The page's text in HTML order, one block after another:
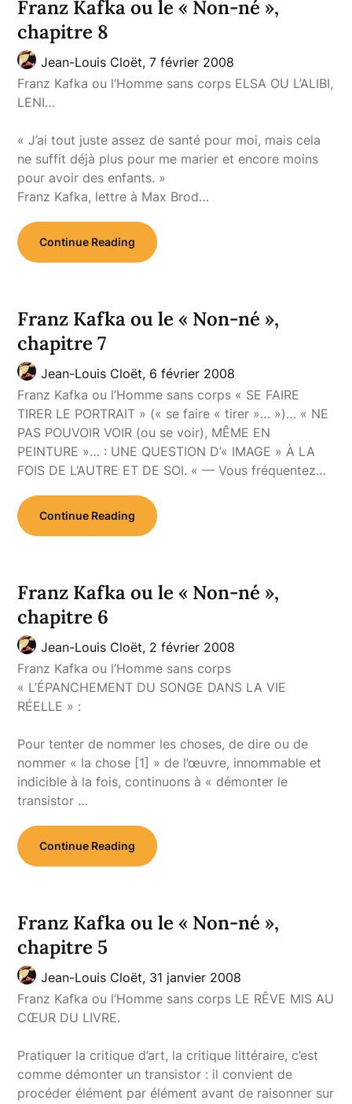
Franz Kafka ou le « Non-né »,
chapitre 8
Jean-Louis Cloët,7 février 2008
Franz Kafka ou l’Homme sans corps ELSA OU L’ALIBI,
LENI…
« J’ai tout juste assez de santé pour moi, mais cela
ne suffit déjà plus pour me marier et encore moins
pour avoir des enfants. »
Franz Kafka, lettre à Max Brod…
Continue Reading
Franz Kafka ou le « Non-né »,
chapitre 7
Jean-Louis Cloët, 6 février 2008
Franz Kafka ou l’Homme sans corps « SE FAIRE
TIRER LE PORTRAIT » (« se faire « tirer »… »)… « NE
PAS POUVOIR VOIR (ou se voir), MÊME EN
PEINTURE »… : UNE QUESTION D’« IMAGE » À LA
FOIS DE L’AUTRE ET DE SOI. « — Vous fréquentez…
Continue Reading
Franz Kafka ou le « Non-né »,
chapitre 6
Jean-Louis Cloët, 2 février 2008
Franz Kafka ou l’Homme sans corps
« L’ÉPANCHEMENT DU SONGE DANS LA VIE
RÉELLE » :
Pour tenter de nommer les choses, de dire ou de
nommer « la chose [1] » de l’œuvre, innommable et
indicible à la fois, continuons à « démonter le
transistor …
Continue Reading
Franz Kafka ou le « Non-né »,
chapitre 5
Jean-Louis Cloët, 31 janvier 2008
Franz Kafka ou l’Homme sans corps LE RÊVE MIS AU
CŒUR DU LIVRE.
Pratiquer la critique d’art, la critique littéraire, c’est
comme démonter un transistor : il convient de
procéder élément par élément avant de raisonner sur